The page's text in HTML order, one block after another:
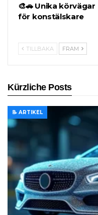
🎨🚗 Unika körvägar
för konstälskare
TILLBAKA FRAM
Kürzliche Posts
📝 ARTIKEL